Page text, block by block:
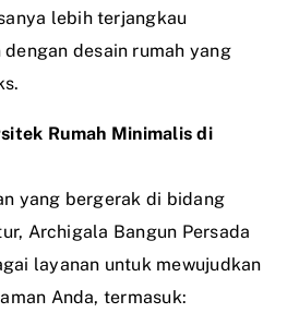
lebih terjangkau
desain rumah yang
Rumah Minimalis di
yang bergerak di bidang
Archigala Bangun Persada
layanan untuk mewujudkan
Anda, termasuk: